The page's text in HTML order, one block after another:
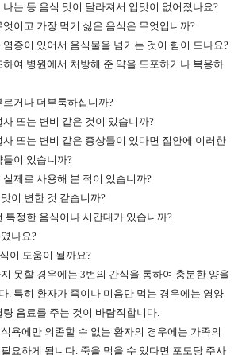
는 등 음식 맛이 달라져서 입맛이 없어졌나요?
이고 가장 먹기 싫은 음식은 무엇입니까?
증이 있어서 음식물을 넘기는 것이 힘이 드나요?
여 병원에서 처방해 준 약을 도포하거나 복용하
거나 더부룩하십니까?
또는 변비 같은 것이 있습니까?
또는 변비 같은 증상들이 있다면 집안에 이러한
들이 있습니까?
제로 사용해 본 적이 있습니까?
이 변한 것 같습니까?
특정한 음식이나 시간대가 있습니까?
나요?
이 도움이 될까요?
못할 경우에는 3번의 간식을 통하여 충분한 양을
. 특히 환자가 죽이나 미음만 먹는 경우에는 영양
음료를 주는 것이 바람직합니다.
욕에만 의존할 수 없는 환자의 경우에는 가족의
요하게 됩니다. 죽을 먹을 수 있다면 포도당 주사